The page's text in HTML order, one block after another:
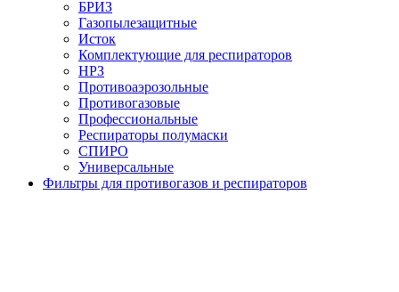
БРИЗ
Газопылезащитные
Исток
Комплектующие для респираторов
НРЗ
Противоаэрозольные
Противогазовые
Профессиональные
Респираторы полумаски
СПИРО
Универсальные
Фильтры для противогазов и респираторов